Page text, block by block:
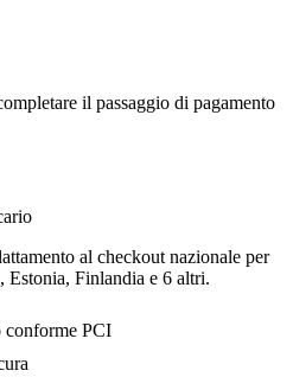
il passaggio di pagamento
al checkout nazionale per
Estonia, Finlandia e 6 altri.
conforme PCI